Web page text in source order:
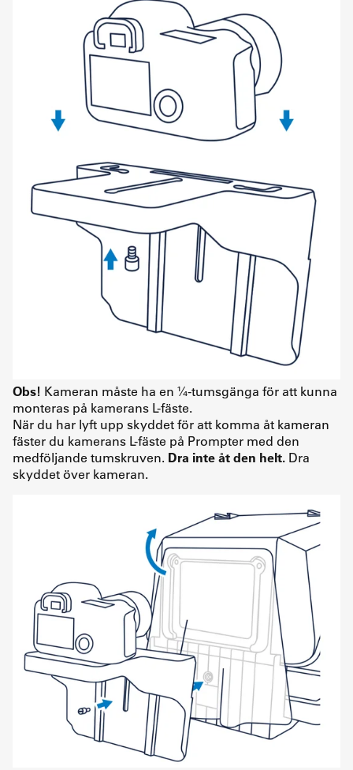
Obs! Kameran måste ha en ¼-tumsgänga för att kunna
monteras på kamerans L-fäste.
När du har lyft upp skyddet för att komma åt kameran
fäster du kamerans L-fäste på Prompter med den
medföljande tumskruven. Dra inte åt den helt. Dra
skyddet över kameran.